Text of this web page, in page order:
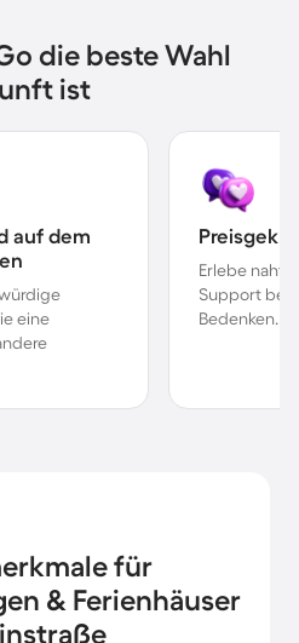
die beste Wahl
ist
auf dem
eine
Erlebe
Support bei
Bedenken.
für
& Ferienhäuser